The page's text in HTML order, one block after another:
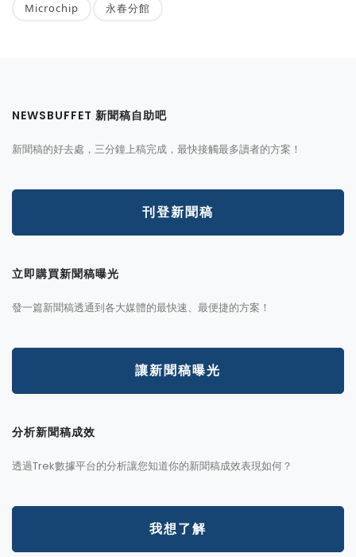
Microchip 永春分館
NEWSBUFFET 新聞稿自助吧
新聞稿的好去處，三分鐘上稿完成，最快接觸最多讀者的方案！
刊登新聞稿
立即購買新聞稿曝光
發一篇新聞稿透通到各大媒體的最快速、最便捷的方案！
讓新聞稿曝光
分析新聞稿成效
透過Trek數據平台的分析讓您知道你的新聞稿成效表現如何？
我想了解